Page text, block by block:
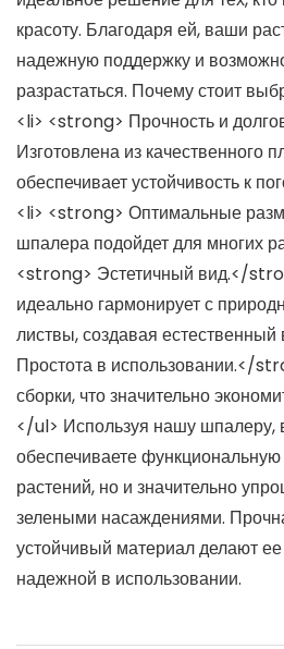
красоту. Благодаря ей, ваши
надежную поддержку и
разрастаться. Почему стоит
<li> <strong> Прочность и
Изготовлена из качественного
обеспечивает устойчивость к
<li> <strong> Оптимальные
шпалера подойдет для многих
<strong> Эстетичный вид.</
идеально гармонирует с
листвы, создавая
Простота в использовании.</
сборки, что значительно
</ul> Используя нашу шпалеру,
обеспечиваете
растений, но и значительно
зелеными насаждениями.
устойчивый материал делают
надежной в использовании.